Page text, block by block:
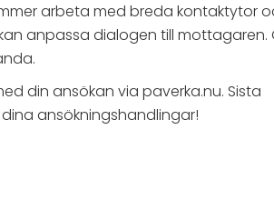
arbeta med breda kontaktytor
anpassa dialogen till mottagaren.
din ansökan via paverka.nu. Sista
ansökningshandlingar!